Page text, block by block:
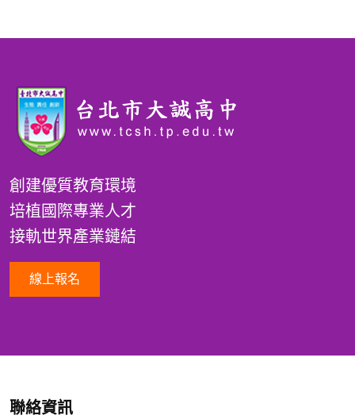
創建優質教育環境
培植國際專業人才
接軌世界產業鏈結
線上報名
聯絡資訊